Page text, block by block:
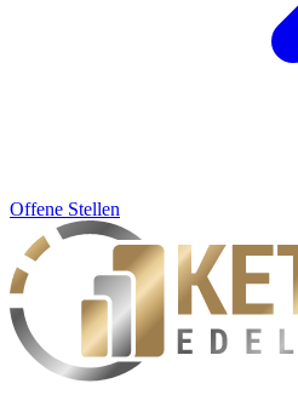
Offene Stellen